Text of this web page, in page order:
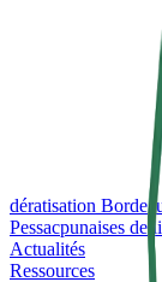
dératisation
Pessacpunaises de
Actualités
Ressources